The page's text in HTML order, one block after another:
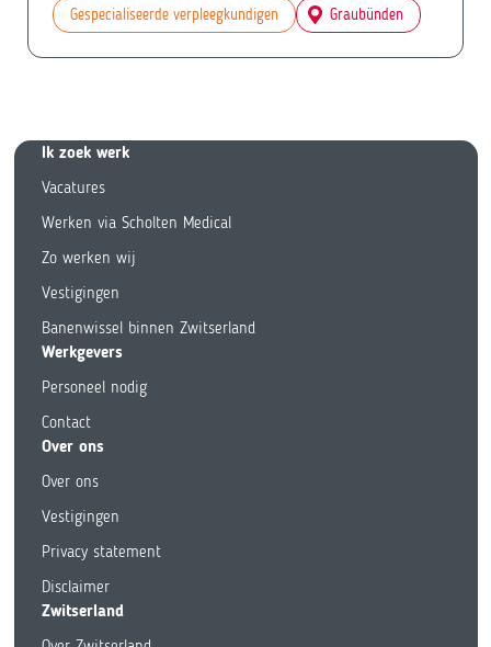
Gespecialiseerde verpleegkundigen Graubünden
Ik zoek werk
Vacatures
Werken via Scholten Medical
Zo werken wij
Vestigingen
Banenwissel binnen Zwitserland
Werkgevers
Personeel nodig
Contact
Over ons
Over ons
Vestigingen
Privacy statement
Disclaimer
Zwitserland